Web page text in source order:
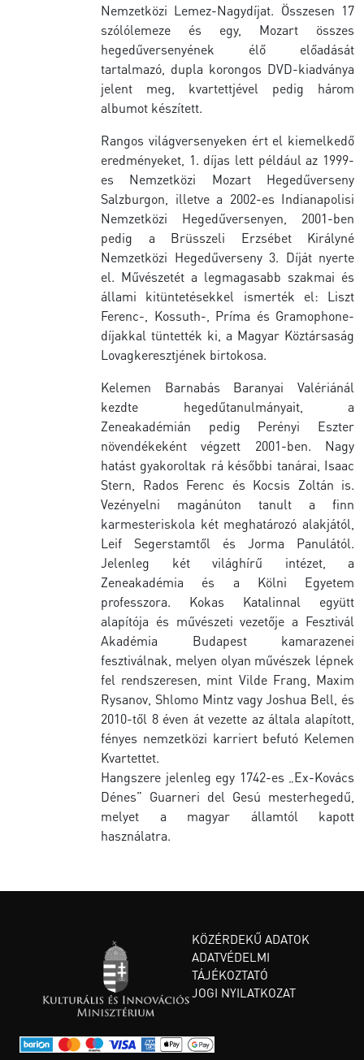
Nemzetközi Lemez-Nagydíjat. Összesen 17
szólólemeze és egy, Mozart összes
hegedűversenyének élő előadását
tartalmazó, dupla korongos DVD-kiadványa
jelent meg, kvartettjével pedig három
albumot készített.
Rangos világversenyeken ért el kiemelkedő
eredményeket, 1. díjas lett például az 1999-
es Nemzetközi Mozart Hegedűverseny
Salzburgon, illetve a 2002-es Indianapolisi
Nemzetközi Hegedűversenyen, 2001-ben
pedig a Brüsszeli Erzsébet Királyné
Nemzetközi Hegedűverseny 3. Díját nyerte
el. Művészetét a legmagasabb szakmai és
állami kitüntetésekkel ismerték el: Liszt
Ferenc-, Kossuth-, Príma és Gramophone-
díjakkal tüntették ki, a Magyar Köztársaság
Lovagkeresztjének birtokosa.
Kelemen Barnabás Baranyai Valériánál
kezdte hegedűtanulmányait, a
Zeneakadémián pedig Perényi Eszter
növendékeként végzett 2001-ben. Nagy
hatást gyakoroltak rá későbbi tanárai, Isaac
Stern, Rados Ferenc és Kocsis Zoltán is.
Vezényelni magánúton tanult a finn
karmesteriskola két meghatározó alakjától,
Leif Segerstamtől és Jorma Panulától.
Jelenleg két világhírű intézet, a
Zeneakadémia és a Kölni Egyetem
professzora. Kokas Katalinnal együtt
alapítója és művészeti vezetője a Fesztivál
Akadémia Budapest kamarazenei
fesztiválnak, melyen olyan művészek lépnek
fel rendszeresen, mint Vilde Frang, Maxim
Rysanov, Shlomo Mintz vagy Joshua Bell, és
2010-től 8 éven át vezette az általa alapított,
fényes nemzetközi karriert befutó Kelemen
Kvartettet.
Hangszere jelenleg egy 1742-es „Ex-Kovács
Dénes” Guarneri del Gesú mesterhegedű,
melyet a magyar államtól kapott
használatra.
KÖZÉRDEKŰ ADATOK
ADATVÉDELMI
TÁJÉKOZTATÓ
JOGI NYILATKOZAT